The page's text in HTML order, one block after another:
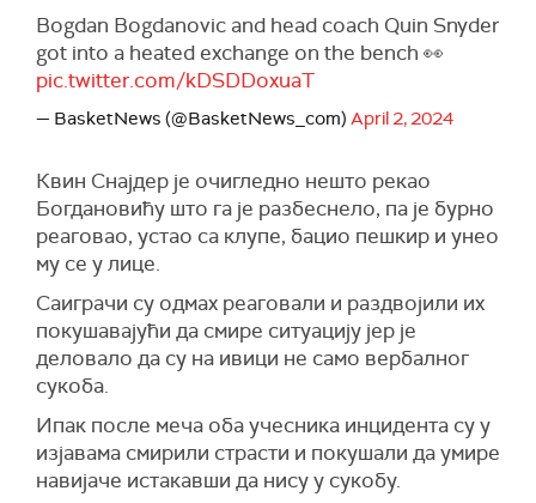
Bogdan Bogdanovic and head coach Quin Snyder
got into a heated exchange on the bench 👀
pic.twitter.com/kDSDDoxuaT
— BasketNews (@BasketNews_com) April 2, 2024
Квин Снајдер је очигледно нешто рекао
Богдановићу што га је разбеснело, па је бурно
реаговао, устао са клупе, бацио пешкир и унео
му се у лице.
Саиграчи су одмах реаговали и раздвојили их
покушавајући да смире ситуацију јер је
деловало да су на ивици не само вербалног
сукоба.
Ипак после меча оба учесника инцидента су у
изјавама смирили страсти и покушали да умире
навијаче истакавши да нису у сукобу.